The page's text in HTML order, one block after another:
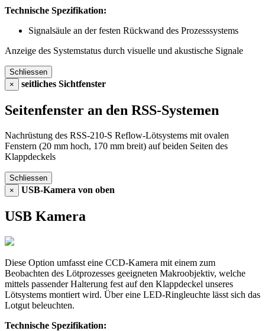
Technische Spezifikation:
Signalsäule an der festen Rückwand des Prozesssystems
Anzeige des Systemstatus durch visuelle und akustische Signale
Schliessen
×
seitliches Sichtfenster
Seitenfenster an den RSS-Systemen
Nachrüstung des RSS-210-S Reflow-Lötsystems mit ovalen
Fenstern (20 mm hoch, 170 mm breit) auf beiden Seiten des
Klappdeckels
Schliessen
×
USB-Kamera von oben
USB Kamera
Diese Option umfasst eine CCD-Kamera mit einem zum
Beobachten des Lötprozesses geeigneten Makroobjektiv, welche
mittels passender Halterung fest auf den Klappdeckel unseres
Lötsystems montiert wird. Über eine LED-Ringleuchte lässt sich das
Lotgut beleuchten.
Technische Spezifikation: